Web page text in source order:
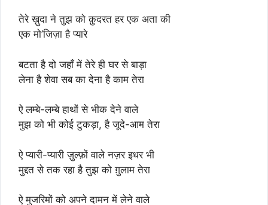
तेरे ख़ुदा ने तुझ को क़ुदरत हर एक अता की
एक मो’जिज़ा है प्यारे
बटता है दो जहाँ में तेरे ही घर से बाड़ा
लेना है शेवा सब का देना है काम तेरा
ऐ लम्बे-लम्बे हाथों से भीक देने वाले
मुझ को भी कोई टुकड़ा, है जूदे-आम तेरा
ऐ प्यारी-प्यारी ज़ुल्फ़ों वाले नज़र इधर भी
मुद्दत से तक रहा है तुझ को ग़ुलाम तेरा
ऐ मुजरिमों को अपने दामन में लेने वाले